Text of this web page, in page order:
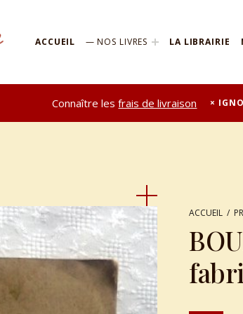
ACCUEIL NOS LIVRES LA LIBRAIRIE
Connaître lesfrais de livraison
ACCUEIL /